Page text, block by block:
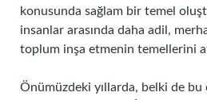
konusunda sağlam bir temel
insanlar arasında daha adil,
toplum inşa etmenin temellerini
Önümüzdeki yıllarda, belki de bu